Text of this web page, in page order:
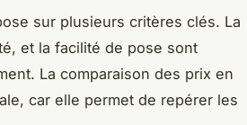
sur plusieurs critères clés. La
et la facilité de pose sont
La comparaison des prix en
car elle permet de repérer les